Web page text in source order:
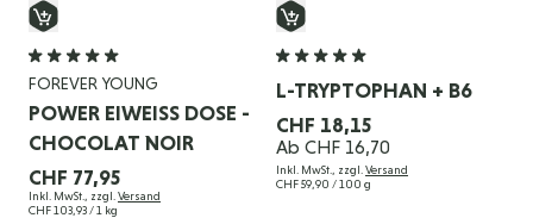
FOREVER YOUNG
POWER EIWEISS DOSE - C
HOCOLAT NOIR
CHF 77,95
Inkl. MwSt., zzgl. Versand
CHF 103,93 / 1 kg
L-TRYPTOPHAN + B6
CHF 18,15
Ab CHF 16,70
Inkl. MwSt., zzgl. Versand
CHF 59,90 / 100 g